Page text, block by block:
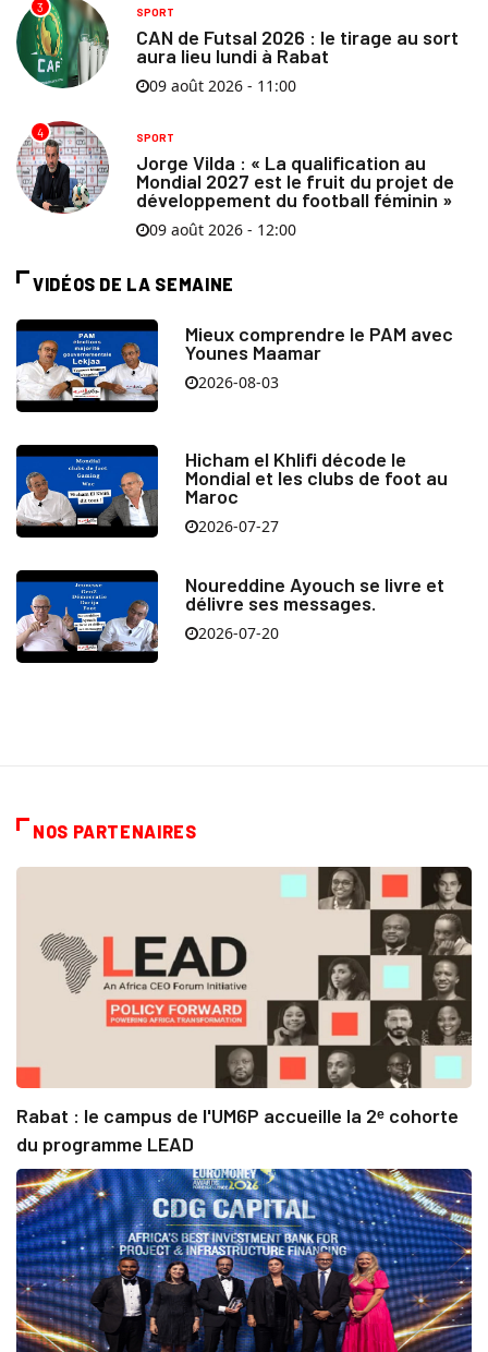
3 SPORT
CAN de Futsal 2026 : le tirage au sort
aura lieu lundi à Rabat
09 août 2026 - 11:00
4 SPORT
Jorge Vilda : « La qualification au
Mondial 2027 est le fruit du projet de
développement du football féminin »
09 août 2026 - 12:00
VIDÉOS DE LA SEMAINE
Mieux comprendre le PAM avec
Younes Maamar
2026-08-03
Hicham el Khlifi décode le
Mondial et les clubs de foot au
Maroc
2026-07-27
Noureddine Ayouch se livre et
délivre ses messages.
2026-07-20
NOS PARTENAIRES
Rabat : le campus de l'UM6P accueille la 2ᵉ cohorte
du programme LEAD